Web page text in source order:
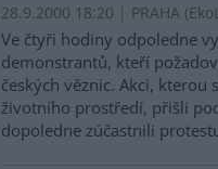
28.9.2000 18:20 | PRAHA
Ve čtyři hodiny odpoledne
demonstrantů, kteří
českých věznic. Akci, kterou
životního prostředí, přišli
dopoledne zúčastnili